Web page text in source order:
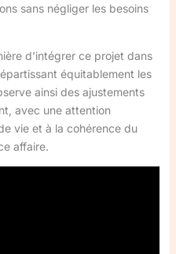
sans négliger les besoins
d’intégrer ce projet dans
équitablement les
ainsi des ajustements
avec une attention
vie et à la cohérence du
affaire.